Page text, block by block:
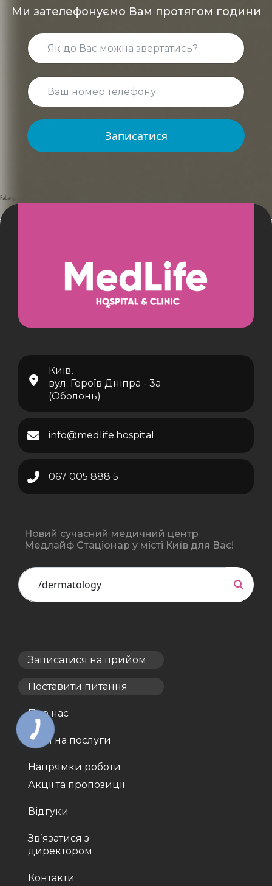
Ми зателефонуємо Вам протягом години
Записатися
FaLang translation system by Faboba
Київ,
вул. Героїв Дніпра - 3а
(Оболонь)
info@medlife.hospital
067 005 888 5
Новий сучасний медичний центр
Медлайф Стаціонар у місті Київ для Вас!
Записатися на прийом
Поставити питання
Про нас
Ціни на послуги
Напрямки роботи
Акції та пропозиції
Відгуки
Звʼязатися з
директором
Контакти